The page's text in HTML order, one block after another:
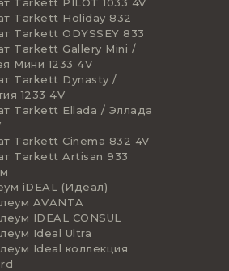
Tarkett Holiday 832
Tarkett ODYSSEY 833
Tarkett Gallery Mini /
Мини 1233 4V
Tarkett Dynasty /
1233 4V
Tarkett Ellada / Эллада
Tarkett Cinema 832 4V
Tarkett Artisan 933
iDEAL (Идеал)
AVANTA
IDEAL CONSUL
Ideal Ultra
Ideal коллекция